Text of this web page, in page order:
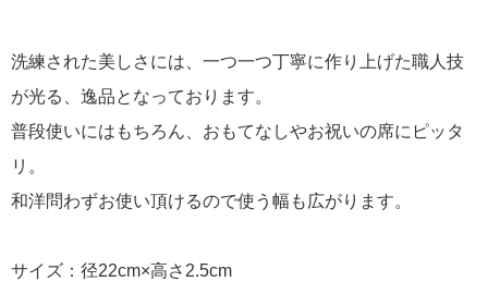
洗練された美しさには、一つ一つ丁寧に作り上げた職人技
が光る、逸品となっております。
普段使いにはもちろん、おもてなしやお祝いの席にピッタ
リ。
和洋問わずお使い頂けるので使う幅も広がります。
サイズ：径22cm×高さ2.5cm